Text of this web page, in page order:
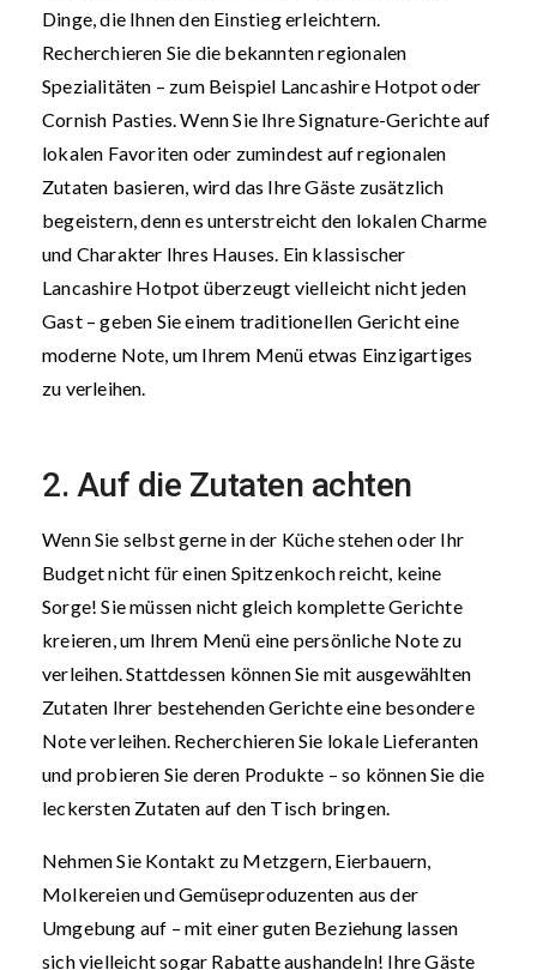
Dinge, die Ihnen den Einstieg erleichtern.
Recherchieren Sie die bekannten regionalen
Spezialitäten – zum Beispiel Lancashire Hotpot oder
Cornish Pasties. Wenn Sie Ihre Signature-Gerichte auf
lokalen Favoriten oder zumindest auf regionalen
Zutaten basieren, wird das Ihre Gäste zusätzlich
begeistern, denn es unterstreicht den lokalen Charme
und Charakter Ihres Hauses. Ein klassischer
Lancashire Hotpot überzeugt vielleicht nicht jeden
Gast – geben Sie einem traditionellen Gericht eine
moderne Note, um Ihrem Menü etwas Einzigartiges
zu verleihen.
2. Auf die Zutaten achten
Wenn Sie selbst gerne in der Küche stehen oder Ihr
Budget nicht für einen Spitzenkoch reicht, keine
Sorge! Sie müssen nicht gleich komplette Gerichte
kreieren, um Ihrem Menü eine persönliche Note zu
verleihen. Stattdessen können Sie mit ausgewählten
Zutaten Ihrer bestehenden Gerichte eine besondere
Note verleihen. Recherchieren Sie lokale Lieferanten
und probieren Sie deren Produkte – so können Sie die
leckersten Zutaten auf den Tisch bringen.
Nehmen Sie Kontakt zu Metzgern, Eierbauern,
Molkereien und Gemüseproduzenten aus der
Umgebung auf – mit einer guten Beziehung lassen
sich vielleicht sogar Rabatte aushandeln! Ihre Gäste